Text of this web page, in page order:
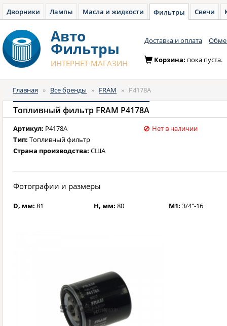
Дворники Лампы Масла и жидкости Фильтры Свечи
Авто
Фильтры
ИНТЕРНЕТ-МАГАЗИН
Доставка и оплата
Корзина: пока пуста.
Главная » Все бренды » FRAM » P4178A
Топливный фильтр FRAM P4178A
Артикул: P4178A
Тип: Топливный фильтр
Страна производства: США
Нет в наличии
Фотографии и размеры
D, мм: 81 H, мм: 80 M1:3/4"-16